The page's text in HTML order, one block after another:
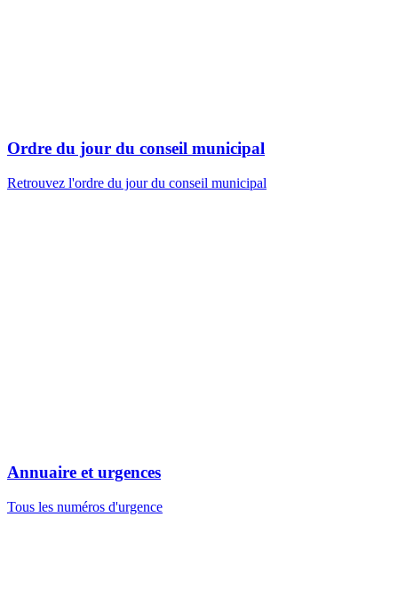
Ordre du jour du conseil municipal
Retrouvez l'ordre du jour du conseil municipal
Annuaire et urgences
Tous les numéros d'urgence